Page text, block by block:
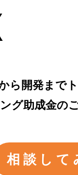
ら開発まで
グ助成金の
相談して